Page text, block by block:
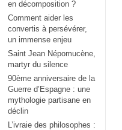
en décomposition ?
Comment aider les
convertis à persévérer,
un immense enjeu
Saint Jean Népomucène,
martyr du silence
90ème anniversaire de la
Guerre d’Espagne : une
mythologie partisane en
déclin
L’ivraie des philosophes :